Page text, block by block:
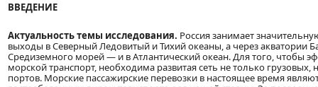
ВВЕДЕНИЕ
Актуальность темы исследования. Россия занимает
выходы в Северный Ледовитый и Тихий океаны, а через акватории
Средиземного морей — и в Атлантический океан. Для того, чтобы
морской транспорт, необходима развитая сеть не только грузовых,
портов. Морские пассажирские перевозки в настоящее время